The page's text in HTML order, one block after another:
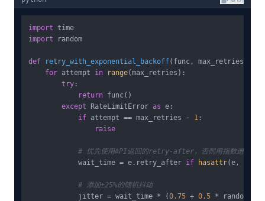
import
import random
def retry_with_exponential_backoff( func, max_retries=
for attempt in range(max_retries):
try :
return func()
except RateLimitError as e:
if attempt == max_retries - 1 :
raise
# 优先使用API返回的retry-after，否则用指数退避
            wait_time = e.retry_after
if hasattr(e,
# 添加±25%的随机抖动
            jitter = wait_time * (
0.75 + 0.5 *